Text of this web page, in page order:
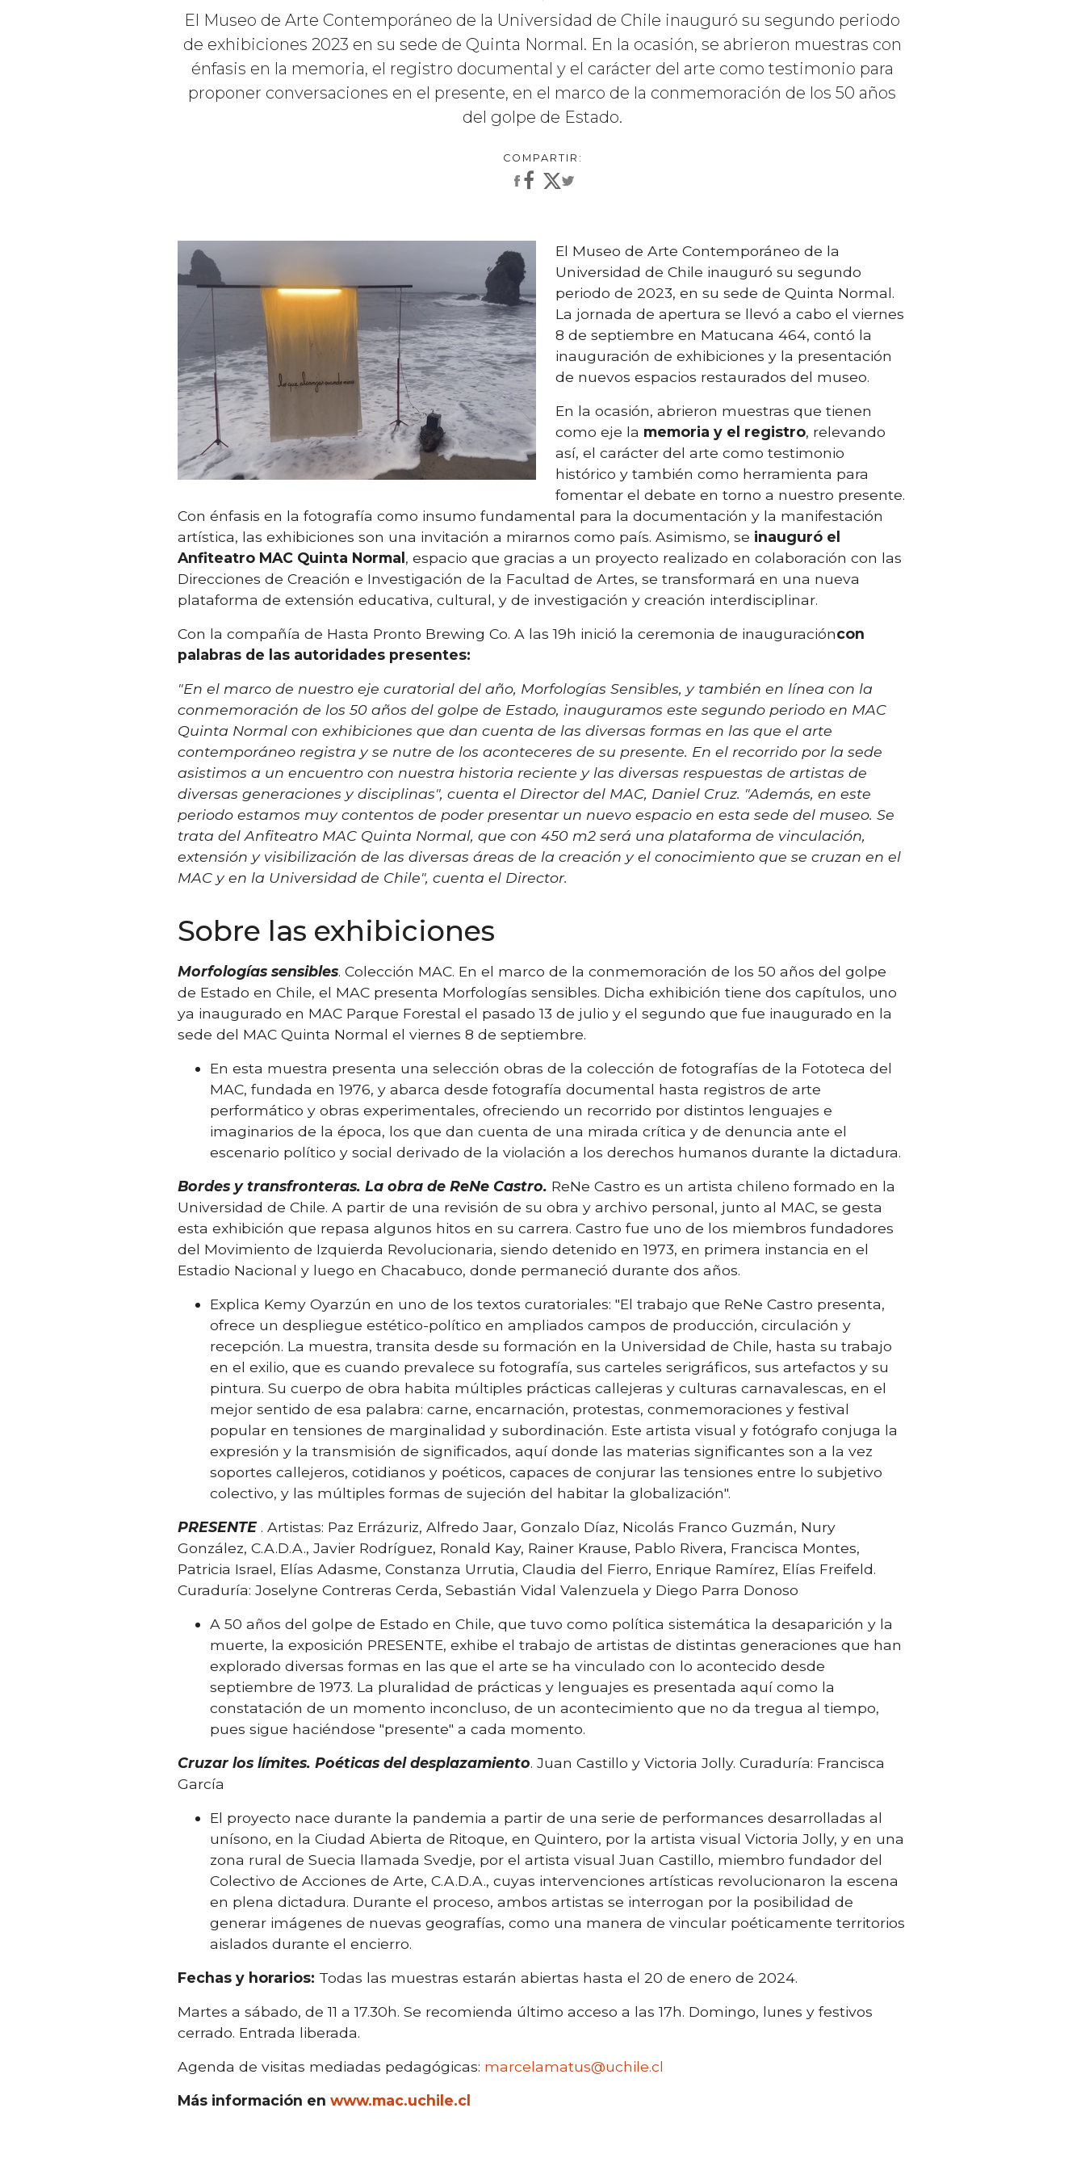
El Museo de Arte Contemporáneo de la Universidad de Chile inauguró su segundo periodo
de exhibiciones 2023 en su sede de Quinta Normal. En la ocasión, se abrieron muestras con
énfasis en la memoria, el registro documental y el carácter del arte como testimonio para
proponer conversaciones en el presente, en el marco de la conmemoración de los 50 años
del golpe de Estado.
El Museo de Arte Contemporáneo de la
Universidad de Chile inauguró su segundo
periodo de 2023, en su sede de Quinta Normal.
La jornada de apertura se llevó a cabo el viernes
8 de septiembre en Matucana 464, contó la
inauguración de exhibiciones y la presentación
de nuevos espacios restaurados del museo.
En la ocasión, abrieron muestras que tienen
como eje la memoria y el registro, relevando
así, el carácter del arte como testimonio
histórico y también como herramienta para
fomentar el debate en torno a nuestro presente.
Con énfasis en la fotografía como insumo fundamental para la documentación y la manifestación
artística, las exhibiciones son una invitación a mirarnos como país. Asimismo, se inauguró el
Anfiteatro MAC Quinta Normal , espacio que gracias a un proyecto realizado en colaboración con las
Direcciones de Creación e Investigación de la Facultad de Artes, se transformará en una nueva
plataforma de extensión educativa, cultural, y de investigación y creación interdisciplinar.
Con la compañía de Hasta Pronto Brewing Co. A las 19h inició la ceremonia de inauguracióncon
palabras de las autoridades presentes:
"En el marco de nuestro eje curatorial del año, Morfologías Sensibles, y también en línea con la
conmemoración de los 50 años del golpe de Estado, inauguramos este segundo periodo en MAC
Quinta Normal con exhibiciones que dan cuenta de las diversas formas en las que el arte
contemporáneo registra y se nutre de los aconteceres de su presente. En el recorrido por la sede
asistimos a un encuentro con nuestra historia reciente y las diversas respuestas de artistas de
diversas generaciones y disciplinas", cuenta el Director del MAC, Daniel Cruz. "Además, en este
periodo estamos muy contentos de poder presentar un nuevo espacio en esta sede del museo. Se
trata del Anfiteatro MAC Quinta Normal, que con 450 m2 será una plataforma de vinculación,
extensión y visibilización de las diversas áreas de la creación y el conocimiento que se cruzan en el
MAC y en la Universidad de Chile", cuenta el Director.
Sobre las exhibiciones
Morfologías sensibles. Colección MAC. En el marco de la conmemoración de los 50 años del golpe
de Estado en Chile, el MAC presenta Morfologías sensibles. Dicha exhibición tiene dos capítulos, uno
ya inaugurado en MAC Parque Forestal el pasado 13 de julio y el segundo que fue inaugurado en la
sede del MAC Quinta Normal el viernes 8 de septiembre.
En esta muestra presenta una selección obras de la colección de fotografías de la Fototeca del
MAC, fundada en 1976, y abarca desde fotografía documental hasta registros de arte
performático y obras experimentales, ofreciendo un recorrido por distintos lenguajes e
imaginarios de la época, los que dan cuenta de una mirada crítica y de denuncia ante el
escenario político y social derivado de la violación a los derechos humanos durante la dictadura.
Bordes y transfronteras. La obra de ReNe Castro. ReNe Castro es un artista chileno formado en la
Universidad de Chile. A partir de una revisión de su obra y archivo personal, junto al MAC, se gesta
esta exhibición que repasa algunos hitos en su carrera. Castro fue uno de los miembros fundadores
del Movimiento de Izquierda Revolucionaria, siendo detenido en 1973, en primera instancia en el
Estadio Nacional y luego en Chacabuco, donde permaneció durante dos años.
Explica Kemy Oyarzún en uno de los textos curatoriales: "El trabajo que ReNe Castro presenta,
ofrece un despliegue estético-político en ampliados campos de producción, circulación y
recepción. La muestra, transita desde su formación en la Universidad de Chile, hasta su trabajo
en el exilio, que es cuando prevalece su fotografía, sus carteles serigráficos, sus artefactos y su
pintura. Su cuerpo de obra habita múltiples prácticas callejeras y culturas carnavalescas, en el
mejor sentido de esa palabra: carne, encarnación, protestas, conmemoraciones y festival
popular en tensiones de marginalidad y subordinación. Este artista visual y fotógrafo conjuga la
expresión y la transmisión de significados, aquí donde las materias significantes son a la vez
soportes callejeros, cotidianos y poéticos, capaces de conjurar las tensiones entre lo subjetivo
colectivo, y las múltiples formas de sujeción del habitar la globalización".
PRESENTE. Artistas: Paz Errázuriz, Alfredo Jaar, Gonzalo Díaz, Nicolás Franco Guzmán, Nury
González, C.A.D.A., Javier Rodríguez, Ronald Kay, Rainer Krause, Pablo Rivera, Francisca Montes,
Patricia Israel, Elías Adasme, Constanza Urrutia, Claudia del Fierro, Enrique Ramírez, Elías Freifeld.
Curaduría: Joselyne Contreras Cerda, Sebastián Vidal Valenzuela y Diego Parra Donoso
A 50 años del golpe de Estado en Chile, que tuvo como política sistemática la desaparición y la
muerte, la exposición PRESENTE, exhibe el trabajo de artistas de distintas generaciones que han
explorado diversas formas en las que el arte se ha vinculado con lo acontecido desde
septiembre de 1973. La pluralidad de prácticas y lenguajes es presentada aquí como la
constatación de un momento inconcluso, de un acontecimiento que no da tregua al tiempo,
pues sigue haciéndose "presente" a cada momento.
Cruzar los límites. Poéticas del desplazamiento. Juan Castillo y Victoria Jolly. Curaduría: Francisca
García
El proyecto nace durante la pandemia a partir de una serie de performances desarrolladas al
unísono, en la Ciudad Abierta de Ritoque, en Quintero, por la artista visual Victoria Jolly, y en una
zona rural de Suecia llamada Svedje, por el artista visual Juan Castillo, miembro fundador del
Colectivo de Acciones de Arte, C.A.D.A., cuyas intervenciones artísticas revolucionaron la escena
en plena dictadura. Durante el proceso, ambos artistas se interrogan por la posibilidad de
generar imágenes de nuevas geografías, como una manera de vincular poéticamente territorios
aislados durante el encierro.
Fechas y horarios: Todas las muestras estarán abiertas hasta el 20 de enero de 2024.
Martes a sábado, de 11 a 17.30h. Se recomienda último acceso a las 17h. Domingo, lunes y festivos
cerrado. Entrada liberada.
Agenda de visitas mediadas pedagógicas: marcelamatus@uchile.cl
Más información en www.mac.uchile.cl